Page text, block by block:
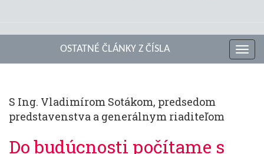
OSTATNÉ ČLÁNKY Z ČÍSLA
S Ing. Vladimírom Sotákom, predsedom
predstavenstva a generálnym riaditeľom
Do budúcnosti počítame s